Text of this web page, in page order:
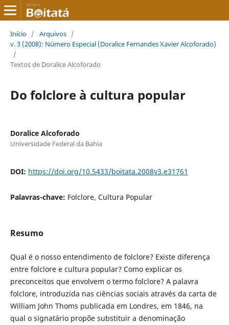
Início / Arquivos /
v. 3 (2008): Número Especial (Doralice Fernandes Xavier Alcoforado)
/
Textos de Doralice Alcoforado
Do folclore à cultura popular
Doralice Alcoforado
Universidade Federal da Bahia
DOI: https://doi.org/10.5433/boitata.2008v3.e31761
Palavras-chave: Folclore, Cultura Popular
Resumo
Qual é o nosso entendimento de folclore? Existe diferença
entre folclore e cultura popular? Como explicar os
preconceitos que envolvem o termo folclore? A palavra
folclore, introduzida nas ciências sociais através da carta de
William John Thoms publicada em Londres, em 1846, na
qual o signatário propõe substituir a denominação